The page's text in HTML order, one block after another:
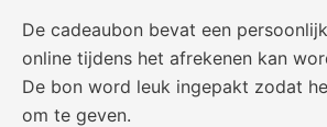
De cadeaubon bevat een
online tijdens het afrekenen kan
De bon word leuk ingepakt zodat
om te geven.